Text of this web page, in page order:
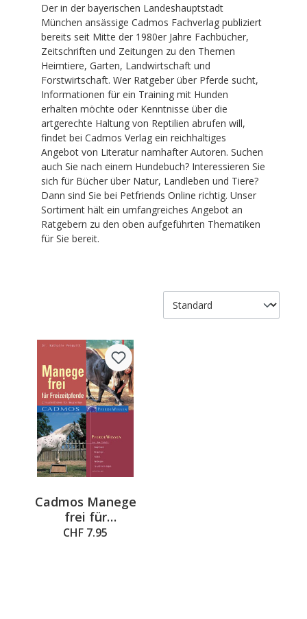
Der in der bayerischen Landeshauptstadt
München ansässige Cadmos Fachverlag publiziert
bereits seit Mitte der 1980er Jahre Fachbücher,
Zeitschriften und Zeitungen zu den Themen
Heimtiere, Garten, Landwirtschaft und
Forstwirtschaft. Wer Ratgeber über Pferde sucht,
Informationen für ein Training mit Hunden
erhalten möchte oder Kenntnisse über die
artgerechte Haltung von Reptilien abrufen will,
findet bei Cadmos Verlag ein reichhaltiges
Angebot von Literatur namhafter Autoren. Suchen
auch Sie nach einem Hundebuch? Interessieren Sie
sich für Bücher über Natur, Landleben und Tiere?
Dann sind Sie bei Petfriends Online richtig. Unser
Sortiment hält ein umfangreiches Angebot an
Ratgebern zu den oben aufgeführten Thematiken
für Sie bereit.
Cadmos Manege
frei für
Freizeitpferde
CHF 7.95